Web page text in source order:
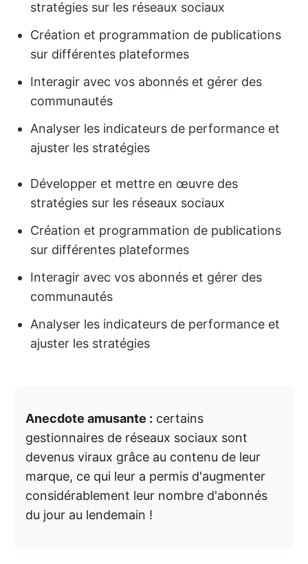
stratégies sur les réseaux sociaux
Création et programmation de publications
sur différentes plateformes
Interagir avec vos abonnés et gérer des
communautés
Analyser les indicateurs de performance et
ajuster les stratégies
Développer et mettre en œuvre des
stratégies sur les réseaux sociaux
Création et programmation de publications
sur différentes plateformes
Interagir avec vos abonnés et gérer des
communautés
Analyser les indicateurs de performance et
ajuster les stratégies
Anecdote amusante : certains
gestionnaires de réseaux sociaux sont
devenus viraux grâce au contenu de leur
marque, ce qui leur a permis d'augmenter
considérablement leur nombre d'abonnés
du jour au lendemain !